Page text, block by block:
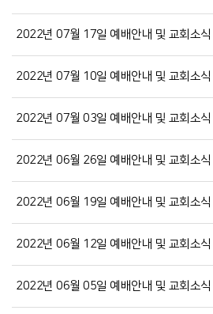
2022년 07월 17일 예배안내 및 교회소식
2022년 07월 10일 예배안내 및 교회소식
2022년 07월 03일 예배안내 및 교회소식
2022년 06월 26일 예배안내 및 교회소식
2022년 06월 19일 예배안내 및 교회소식
2022년 06월 12일 예배안내 및 교회소식
2022년 06월 05일 예배안내 및 교회소식